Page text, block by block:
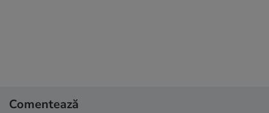
Comentează